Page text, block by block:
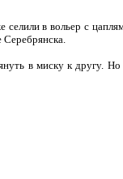
селили в вольер с
в миску к другу.